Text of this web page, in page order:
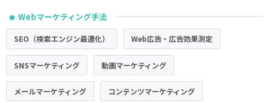
● Webマーケティング手法
SEO（検索エンジン最適化） Web広告・広告効果測定
SNSマーケティング 動画マーケティング
メールマーケティング コンテンツマーケティング